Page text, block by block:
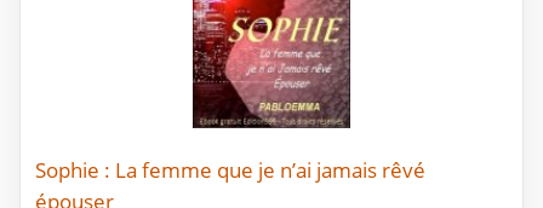
Sophie : La femme que je n’ai jamais rêvé
épouser